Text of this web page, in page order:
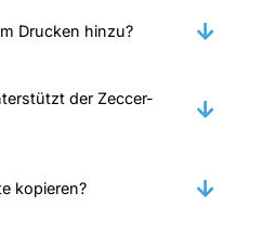
Drucken hinzu?
der Zeccer-
kopieren?